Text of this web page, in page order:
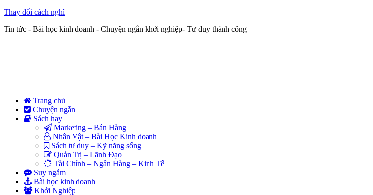
Thay đổi cách nghĩ
Tin tức - Bài học kinh doanh - Chuyện ngắn khởi nghiệp- Tư duy thành công
Trang chủ
Chuyện ngắn
Sách hay
Marketing – Bán Hàng
Nhân Vật – Bài Học Kinh doanh
Sách tư duy – Kỹ năng sống
Quản Trị – Lãnh Đạo
Tài Chính – Ngân Hàng – Kinh Tế
Suy ngẫm
Bài học kinh doanh
Khởi Nghiệp